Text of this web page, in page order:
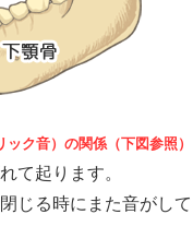
ク音）の関係（下図参照）
て起ります。
じる時にまた音がして